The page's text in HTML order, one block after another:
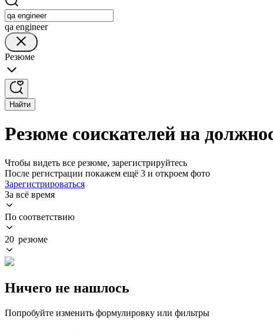
qa engineer
Резюме
Найти
Резюме соискателей на
Чтобы видеть все резюме, зарегистрируйтесь
После регистрации покажем ещё 3 и откроем фото
Зарегистрироваться
За всё время
По соответствию
20 резюме
Ничего не нашлось
Попробуйте изменить формулировку или фильтры